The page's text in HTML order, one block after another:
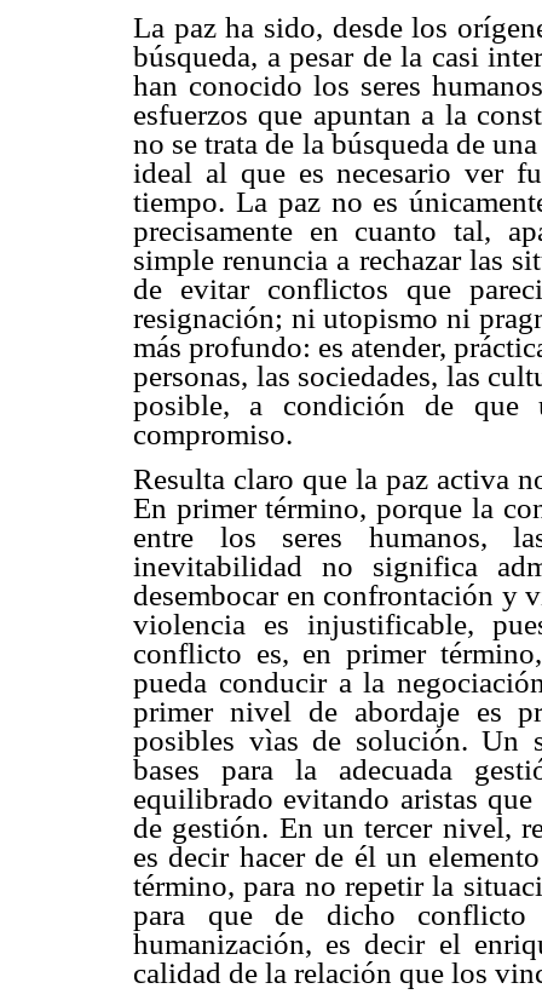
La paz ha sido, desde los
búsqueda, a pesar de la casi
han conocido los seres
esfuerzos que apuntan a la
no se trata de la búsqueda de
ideal al que es necesario ver
tiempo. La paz no es
precisamente en cuanto tal,
simple renuncia a rechazar las
de evitar conflictos que
resignación; ni utopismo ni
más profundo: es atender,
personas, las sociedades, las
posible, a condición de que
compromiso.
Resulta claro que la paz activa
En primer término, porque la
entre los seres humanos,
inevitabilidad no significa
desembocar en confrontación
violencia es injustificable,
conflicto es, en primer
pueda conducir a la
primer nivel de abordaje es
posibles vìas de solución. Un
bases para la adecuada
equilibrado evitando aristas
de gestión. En un tercer nivel,
es decir hacer de él un
término, para no repetir la
para que de dicho conflicto
humanización, es decir el
calidad de la relación que los